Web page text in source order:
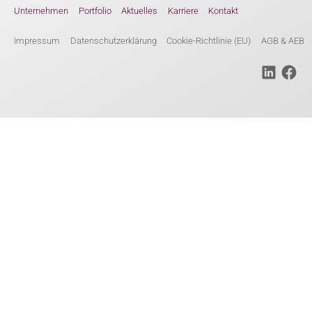
Unternehmen Portfolio Aktuelles Karriere Kontakt
Impressum Datenschutzerklärung Cookie-Richtlinie (EU) AGB & AEB